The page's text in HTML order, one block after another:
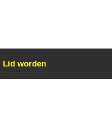
Lid worden